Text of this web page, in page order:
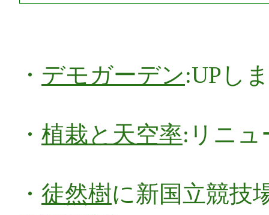
・ デモガーデン:UPし
・ 植栽と天空率:リニュ
・ 徒然樹に新国立競技